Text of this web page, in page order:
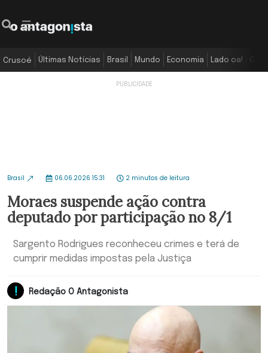
Crusoé Últimas Notícias Brasil Mundo Economia Lado oa!
Brasil 06.06.2026 15:31 2 minutos de leitura
Moraes suspende ação contra
deputado por participação no 8/1
Sargento Rodrigues reconheceu crimes e terá de
cumprir medidas impostas pela Justiça
Redação O Antagonista